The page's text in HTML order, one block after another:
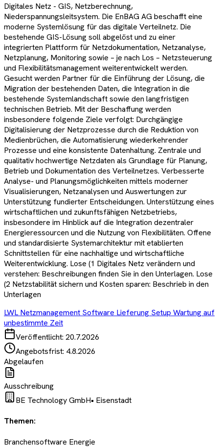
Digitales Netz - GIS, Netzberechnung,
Niederspannungsleitsystem. Die EnBAG AG beschafft eine
moderne Systemlösung für das digitale Verteilnetz. Die
bestehende GIS-Lösung soll abgelöst und zu einer
integrierten Plattform für Netzdokumentation, Netzanalyse,
Netzplanung, Monitoring sowie – je nach Los – Netzsteuerung
und Flexibilitätsmanagement weiterentwickelt werden.
Gesucht werden Partner für die Einführung der Lösung, die
Migration der bestehenden Daten, die Integration in die
bestehende Systemlandschaft sowie den langfristigen
technischen Betrieb. Mit der Beschaffung werden
insbesondere folgende Ziele verfolgt: Durchgängige
Digitalisierung der Netzprozesse durch die Reduktion von
Medienbrüchen, die Automatisierung wiederkehrender
Prozesse und eine konsistente Datenhaltung. Zentrale und
qualitativ hochwertige Netzdaten als Grundlage für Planung,
Betrieb und Dokumentation des Verteilnetzes. Verbesserte
Analyse- und Planungsmöglichkeiten mittels moderner
Visualisierungen, Netzanalysen und Auswertungen zur
Unterstützung fundierter Entscheidungen. Unterstützung eines
wirtschaftlichen und zukunftsfähigen Netzbetriebs,
insbesondere im Hinblick auf die Integration dezentraler
Energieressourcen und die Nutzung von Flexibilitäten. Offene
und standardisierte Systemarchitektur mit etablierten
Schnittstellen für eine nachhaltige und wirtschaftliche
Weiterentwicklung. Lose (1 Digitales Netz verändern und
verstehen: Beschreibungen finden Sie in den Unterlagen. Lose
(2 Netzstabilität sichern und Kosten sparen: Beschrieb in den
Unterlagen
LWL Netzmanagement Software Lieferung Setup Wartung auf
unbestimmte Zeit
Veröffentlicht: 20.7.2026
Angebotsfrist: 4.8.2026
Abgelaufen
Ausschreibung
BE Technology GmbH• Eisenstadt
Themen:
Branchensoftware Energie